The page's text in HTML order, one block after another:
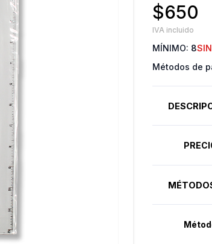
$650
IVA incluido
MÍNIMO: 8
Métodos de